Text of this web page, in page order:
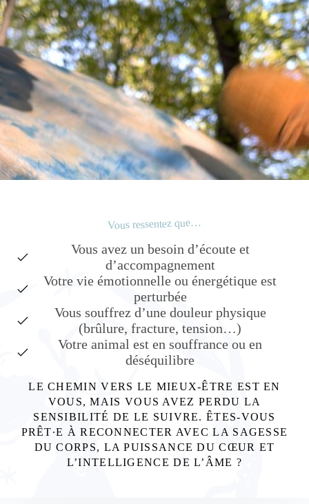
Vous ressentez que…
Vous avez un besoin d’écoute et
d’accompagnement
Votre vie émotionnelle ou énergétique est
perturbée
Vous souffrez d’une douleur physique
(brûlure, fracture, tension…)
Votre animal est en souffrance ou en
déséquilibre
LE CHEMIN VERS LE MIEUX-ÊTRE EST EN
VOUS, MAIS VOUS AVEZ PERDU LA
SENSIBILITÉ DE LE SUIVRE. ÊTES-VOUS
PRÊT∙E À RECONNECTER AVEC LA SAGESSE
DU CORPS, LA PUISSANCE DU CŒUR ET
L’INTELLIGENCE DE L’ÂME ?